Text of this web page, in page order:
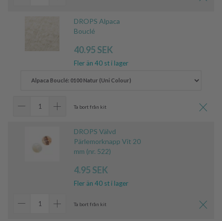
DROPS Alpaca
Bouclé
40.95 SEK
Fler än 40 st i lager
Ta bort från kit
DROPS Välvd
Pärlemorknapp Vit 20
mm (nr. 522)
4.95 SEK
Fler än 40 st i lager
Ta bort från kit